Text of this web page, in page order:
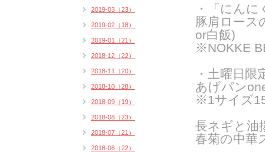
・「にん
豚肩ロース
or白飯)
※NOKKE
・土曜日
あげパン
※1サイズ
長ネギと油
春菊の中華
2019-03（23）
2019-02（18）
2019-01（21）
2018-12（22）
2018-11（20）
2018-10（28）
2018-09（19）
2018-08（23）
2018-07（21）
2018-06（22）